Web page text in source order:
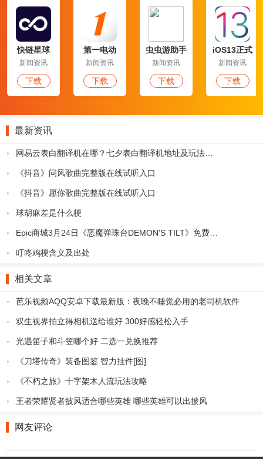
福利头条app特点：
还是蛮多的！
2.每天都在更新，可以让大家有一个非常赚钱的平台，这里轻松获得
更多的收益！
福利头条app功能：
1.不管是文字还是视频只要是新的资源都可以分享和推广哦！
里还可以说的收徒的奖励哦！
福利头条app小编点评：
快链星球
新闻资讯
下载
第一电动
新闻资讯
下载
虫虫游助手
新闻资讯
下载
iOS13正式
版
新闻资讯
下载
最新资讯
《抖音》问风歌曲完整版在线试听入口
《抖音》愿你歌曲完整版在线试听入口
球胡麻差是什么梗
叮咚鸡梗含义及出处
相关文章
芭乐视频ΑQQ安卓下载最新版：夜晚不睡觉必用的老司机软件
双生视界拍立得相机送给谁好 300好感轻松入手
光遇笛子和斗笠哪个好 二选一兑换推荐
《刀塔传奇》装备图鉴 智力挂件[图]
《不朽之旅》十字架木人流玩法攻略
王者荣耀贤者披风适合哪些英雄 哪些英雄可以出披风
网友评论